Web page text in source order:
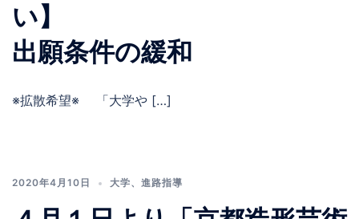
い】
出願条件の緩和
※拡散希望※ 「大学や […]
2020年4月10日 大学、 進路指導